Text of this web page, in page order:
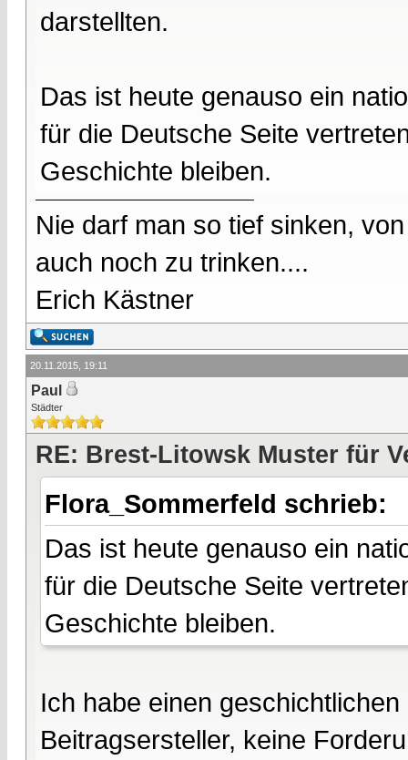
darstellten.
Das ist heute genauso ein
für die Deutsche Seite
Geschichte bleiben.
Nie darf man so tief sinken,
auch noch zu trinken....
Erich Kästner
20.11.2015, 19:11
Paul
Städter
RE: Brest-Litowsk Muster für
Flora_Sommerfeld schrieb:
Das ist heute genauso ein
für die Deutsche Seite
Geschichte bleiben.
Ich habe einen
Beitragsersteller, keine